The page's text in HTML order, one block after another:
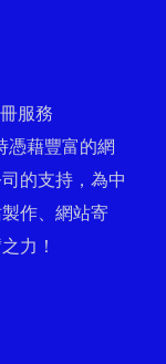
服務
藉豐富的網
的支持，為中
作、網站寄
力！